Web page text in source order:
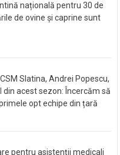
națională pentru 30 de
de ovine și caprine sunt
Slatina, Andrei Popescu,
din acest sezon: Încercăm să
opt echipe din țară
pentru asistenții medicali